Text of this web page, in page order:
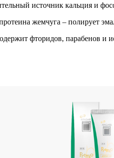
источник кальция и
жемчуга – полирует
фторидов, парабенов и